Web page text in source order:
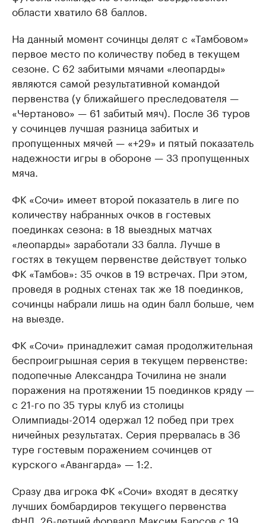
области хватило 68 баллов.
На данный момент сочинцы делят с «Тамбовом»
первое место по количеству побед в текущем
сезоне. С 62 забитыми мячами «леопарды»
являются самой результативной командой
первенства (у ближайшего преследователя —
«Чертаново» — 61 забитый мяч). После 36 туров
у сочинцев лучшая разница забитых и
пропущенных мячей — «+29» и пятый показатель
надежности игры в обороне — 33 пропущенных
мяча.
ФК «Сочи» имеет второй показатель в лиге по
количеству набранных очков в гостевых
поединках сезона: в 18 выездных матчах
«леопарды» заработали 33 балла. Лучше в
гостях в текущем первенстве действует только
ФК «Тамбов»: 35 очков в 19 встречах. При этом,
проведя в родных стенах так же 18 поединков,
сочинцы набрали лишь на один балл больше, чем
на выезде.
ФК «Сочи» принадлежит самая продолжительная
беспроигрышная серия в текущем первенстве:
подопечные Александра Точилина не знали
поражения на протяжении 15 поединков кряду —
с 21-го по 35 туры клуб из столицы
Олимпиады-2014 одержал 12 побед при трех
ничейных результатах. Серия прервалась в 36
туре гостевым поражением сочинцев от
курского «Авангарда» — 1:2.
Сразу два игрока ФК «Сочи» входят в десятку
лучших бомбардиров текущего первенства
ФНЛ. 26-летний форвард Максим Барсов с 19